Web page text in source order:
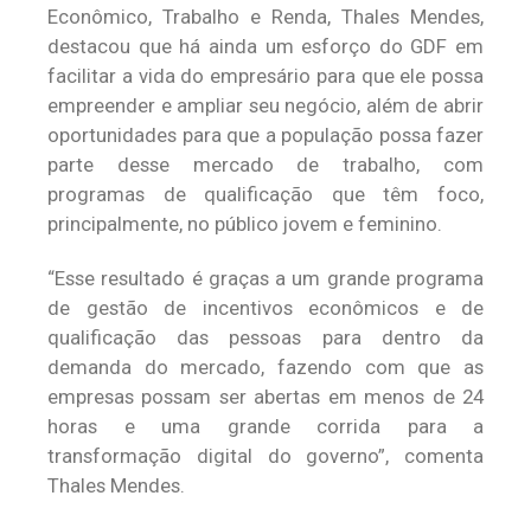
Econômico, Trabalho e Renda, Thales Mendes,
destacou que há ainda um esforço do GDF em
facilitar a vida do empresário para que ele possa
empreender e ampliar seu negócio, além de abrir
oportunidades para que a população possa fazer
parte desse mercado de trabalho, com
programas de qualificação que têm foco,
principalmente, no público jovem e feminino.
“Esse resultado é graças a um grande programa
de gestão de incentivos econômicos e de
qualificação das pessoas para dentro da
demanda do mercado, fazendo com que as
empresas possam ser abertas em menos de 24
horas e uma grande corrida para a
transformação digital do governo”, comenta
Thales Mendes.